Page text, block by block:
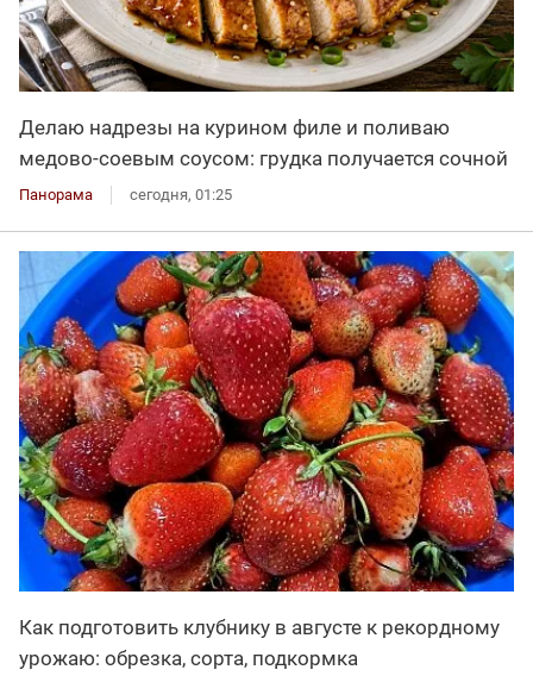
Делаю надрезы на курином филе и поливаю
медово-соевым соусом: грудка получается сочной
Панорама сегодня, 01:25
Как подготовить клубнику в августе к рекордному
урожаю: обрезка, сорта, подкормка